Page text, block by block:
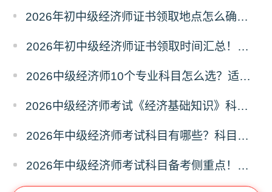
2026年初中级经济师证书领取地点怎么确定？属地规则
2026年初中级经济师证书领取时间汇总！领证节点
2026中级经济师10个专业科目怎么选？适配人群
2026中级经济师考试《经济基础知识》科目六大模块梳理
2026年中级经济师考试科目有哪些？科目介绍
2026年中级经济师考试科目备考侧重点！分清主次